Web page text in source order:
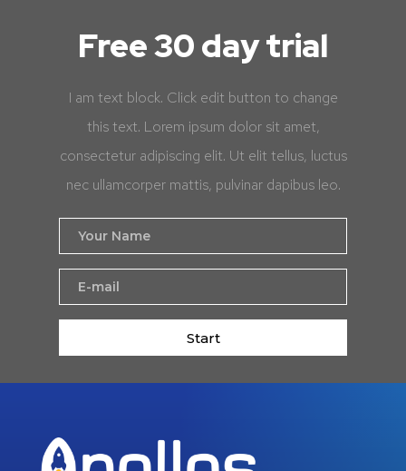
Free 30 day trial
I am text block. Click edit button to change
this text. Lorem ipsum dolor sit amet,
consectetur adipiscing elit. Ut elit tellus, luctus
nec ullamcorper mattis, pulvinar dapibus leo.
Start